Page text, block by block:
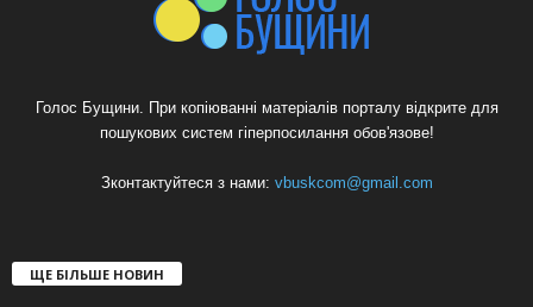
Голос Бущини. При копіюванні матеріалів порталу відкрите для
пошукових систем гіперпосилання обов'язове!
Зконтактуйтеся з нами: vbuskcom@gmail.com
ЩЕ БІЛЬШЕ НОВИН